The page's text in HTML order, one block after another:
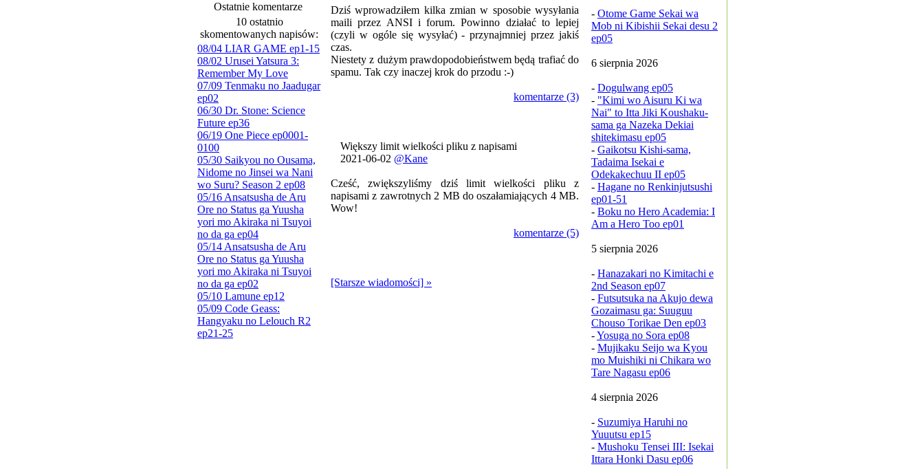
Ostatnie komentarze
10 ostatnio
skomentowanych napisów:
08/04 LIAR GAME ep1-15
08/02 Urusei Yatsura 3:
Remember My Love
07/09 Tenmaku no Jaadugar
ep02
06/30 Dr. Stone: Science
Future ep36
06/19 One Piece ep0001-
0100
05/30 Saikyou no Ousama,
Nidome no Jinsei wa Nani
wo Suru? Season 2 ep08
05/16 Ansatsusha de Aru
Ore no Status ga Yuusha
yori mo Akiraka ni Tsuyoi
no da ga ep04
05/14 Ansatsusha de Aru
Ore no Status ga Yuusha
yori mo Akiraka ni Tsuyoi
no da ga ep02
05/10 Lamune ep12
05/09 Code Geass:
Hangyaku no Lelouch R2
ep21-25
Dziś wprowadziłem kilka zmian w sposobie wysyłania
maili przez ANSI i forum. Powinno działać to lepiej
(czyli w ogóle się wysyłać) - przynajmniej przez jakiś
czas.
Niestety z dużym prawdopodobieństwem będą trafiać do
spamu. Tak czy inaczej krok do przodu :-)
komentarze (3)
Większy limit wielkości pliku z napisami
2021-06-02 @Kane
Cześć, zwiększyliśmy dziś limit wielkości pliku z
napisami z zawrotnych 2 MB do oszałamiających 4 MB.
Wow!
komentarze (5)
[Starsze wiadomości] »
- Otome Game Sekai wa
Mob ni Kibishii Sekai desu 2
ep05
6 sierpnia 2026
- Dogulwang ep05
- "Kimi wo Aisuru Ki wa
Nai" to Itta Jiki Koushaku-
sama ga Nazeka Dekiai
shitekimasu ep05
- Gaikotsu Kishi-sama,
Tadaima Isekai e
Odekakechuu II ep05
- Hagane no Renkinjutsushi
ep01-51
- Boku no Hero Academia: I
Am a Hero Too ep01
5 sierpnia 2026
- Hanazakari no Kimitachi e
2nd Season ep07
- Futsutsuka na Akujo dewa
Gozaimasu ga: Suuguu
Chouso Torikae Den ep03
-Yosuga no Sora ep08
- Mujikaku Seijo wa Kyou
mo Muishiki ni Chikara wo
Tare Nagasu ep06
4 sierpnia 2026
- Suzumiya Haruhi no
Yuuutsu ep15
- Mushoku Tensei III: Isekai
Ittara Honki Dasu ep06